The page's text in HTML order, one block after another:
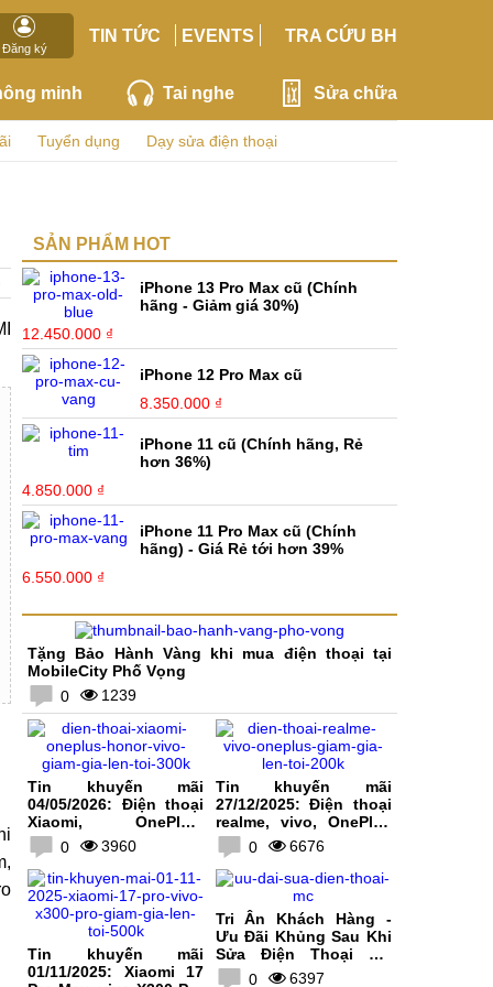
Đăng ký
TIN TỨC EVENTS TRA CỨU BH
minh Tai nghe Sửa chữa
Tuyển dụng Dạy sửa điện thoại
SẢN PHẨM HOT
iPhone 13 Pro Max cũ (Chính
hãng - Giảm giá 30%)
12.450.000 ₫
iPhone 12 Pro Max cũ
8.350.000 ₫
iPhone 11 cũ (Chính hãng, Rẻ
hơn 36%)
4.850.000 ₫
iPhone 11 Pro Max cũ (Chính
hãng) - Giá Rẻ tới hơn 39%
6.550.000 ₫
Tặng Bảo Hành Vàng khi mua điện thoại tại
MobileCity Phố Vọng
0
1239
Tin khuyến mãi
04/05/2026: Điện thoại
Xiaomi, OnePlus,
HONOR, vivo giảm giá
lên tới 300K
0 3960
Tin khuyến mãi
27/12/2025: Điện thoại
realme, vivo, OnePlus
giảm giá lên tới 200K
0 6676
Tin khuyến mãi
01/11/2025: Xiaomi 17
Tri Ân Khách Hàng -
Ưu Đãi Khủng Sau Khi
Sửa Điện Thoại Tại
MobileCity
0 6397